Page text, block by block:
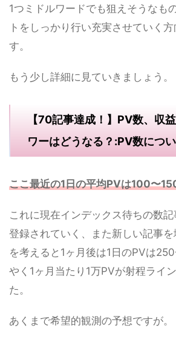
1つミドルワードでも狙えそうなも
トをしっかり行い充実させていく
す。
もう少し詳細に見ていきましょう。
【70記事達成！】PV数、収
ワーはどうなる？:PV数につ
ここ最近の1日の平均PVは100〜
これに現在インデックス待ちの数
登録されていく、また新しい記事を
を考えると1ヶ月後は1日のPVは
やく1ヶ月当たり1万PVが射程ライ
た。
あくまで希望的観測の予想ですが。